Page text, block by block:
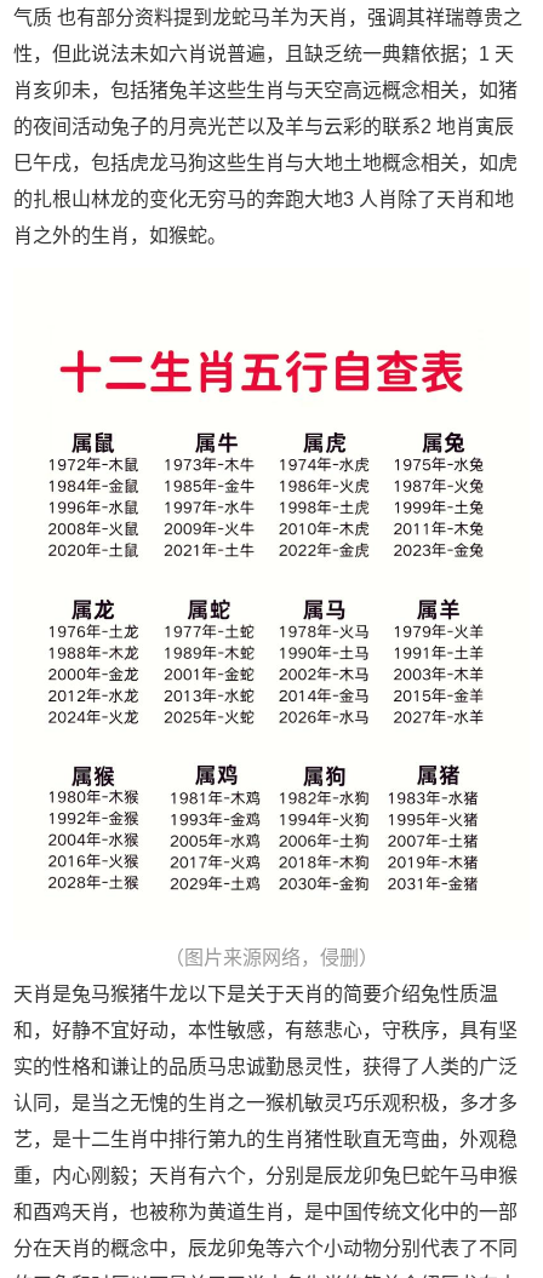
气质 也有部分资料提到龙蛇马羊为天肖，强调其祥瑞尊贵之
性，但此说法未如六肖说普遍，且缺乏统一典籍依据；1 天
肖亥卯未，包括猪兔羊这些生肖与天空高远概念相关，如猪
的夜间活动兔子的月亮光芒以及羊与云彩的联系2 地肖寅辰
巳午戌，包括虎龙马狗这些生肖与大地土地概念相关，如虎
的扎根山林龙的变化无穷马的奔跑大地3 人肖除了天肖和地
肖之外的生肖，如猴蛇。
（图片来源网络，侵删）
天肖是兔马猴猪牛龙以下是关于天肖的简要介绍兔性质温
和，好静不宜好动，本性敏感，有慈悲心，守秩序，具有坚
实的性格和谦让的品质马忠诚勤恳灵性，获得了人类的广泛
认同，是当之无愧的生肖之一猴机敏灵巧乐观积极，多才多
艺，是十二生肖中排行第九的生肖猪性耿直无弯曲，外观稳
重，内心刚毅；天肖有六个，分别是辰龙卯兔巳蛇午马申猴
和酉鸡天肖，也被称为黄道生肖，是中国传统文化中的一部
分在天肖的概念中，辰龙卯兔等六个小动物分别代表了不同